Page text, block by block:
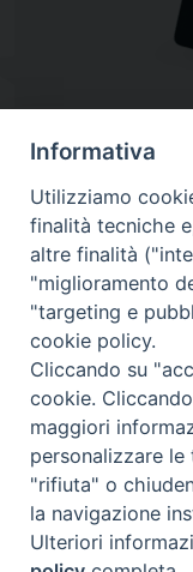
Diocesi
Informativa
Utilizziamo
finalità tecniche
altre finalità
"miglioramento
"targeting e
cookie policy.
Cliccando su
cookie.
maggiori
personalizzare
"rifiuta" o
la navigazione
Ulteriori